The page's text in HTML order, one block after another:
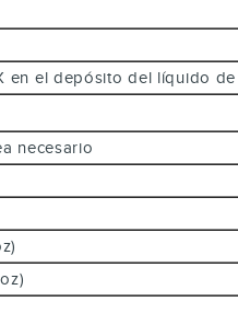
en el depósito del líquido
necesario